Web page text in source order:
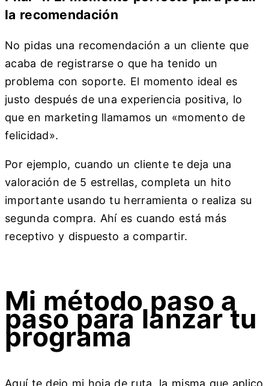
la recomendación
No pidas una recomendación a un cliente que
acaba de registrarse o que ha tenido un
problema con soporte. El momento ideal es
justo después de una experiencia positiva, lo
que en marketing llamamos un «momento de
felicidad».
Por ejemplo, cuando un cliente te deja una
valoración de 5 estrellas, completa un hito
importante usando tu herramienta o realiza su
segunda compra. Ahí es cuando está más
receptivo y dispuesto a compartir.
Mi método paso a
paso para lanzar tu
programa
Aquí te dejo mi hoja de ruta, la misma que aplico